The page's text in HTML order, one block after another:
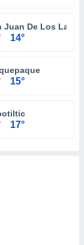
Juan De Los Lagos
14°
15°
17°